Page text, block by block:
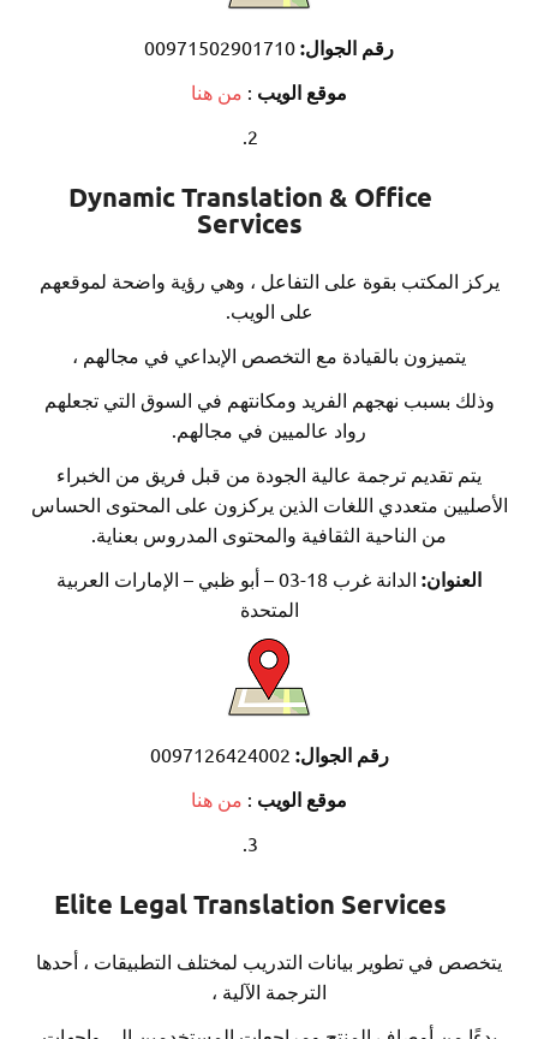
رقم الجوال: 00971502901710
موقع الويب:من هنا
Dynamic Translation & Office
Services
المكتب بقوة على التفاعل ، وهي رؤية واضحة لموقعهم
على الويب.
يتميزون بالقيادة مع التخصص الإبداعي في مجالهم ،
بسبب نهجهم الفريد ومكانتهم في السوق التي تجعلهم
رواد عالميين في مجالهم.
تقديم ترجمة عالية الجودة من قبل فريق من الخبراء
متعددي اللغات الذين يركزون على المحتوى الحساس
من الناحية الثقافية والمحتوى المدروس بعناية.
الدانة غرب 18-03 – أبو ظبي – الإمارات العربية
رقم الجوال: 0097126424002
موقع الويب:من هنا
Elite Legal Translation Services
في تطوير بيانات التدريب لمختلف التطبيقات ، أحدها
الترجمة الآلية ،